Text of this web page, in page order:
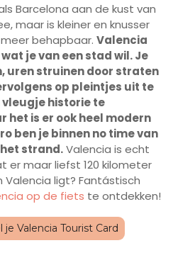
Barcelona aan de kust van
maar is kleiner en knusser
behapbaar. Valencia
je van een stad wil. Je
uren struinen door straten
op pleintjes uit te
vleugje historie te
het is er ook heel modern
ben je binnen no time van
strand.Valencia is echt
er maar liefst 120 kilometer
ligt? Fantástisch
op de fiets te ontdekken!
je Valencia Tourist Card